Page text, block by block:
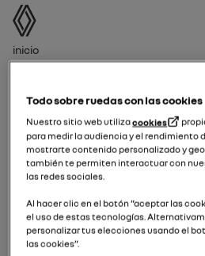
Manual de usuario
Ruta de navegación
Inicio
Período de edición
Seleccione el período de
fecha de primera matriculación
12/01/2026a hoy
Todo sobre ruedas con las cookies
Nuestro sitio web utilizacookies
para medir la audiencia y el rendimiento
mostrarte contenido personalizado y
también te permiten interactuar con
las redes sociales.
Al hacer clic en el botón “aceptar las
el uso de estas tecnologías.
personalizar tus elecciones usando el
las cookies”.